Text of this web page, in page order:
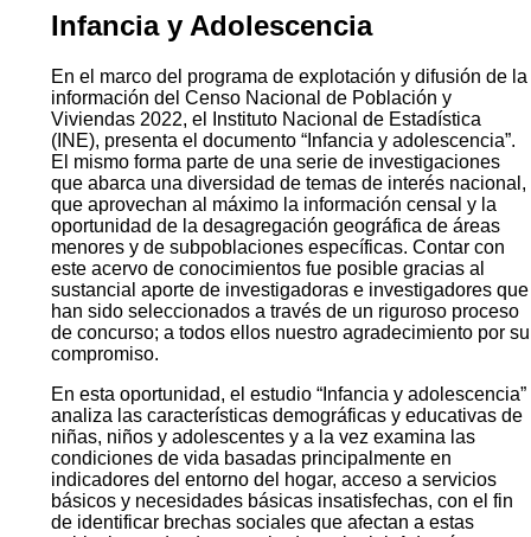
Infancia y Adolescencia
En el marco del programa de explotación y difusión de la
información del Censo Nacional de Población y
Viviendas 2022, el Instituto Nacional de Estadística
(INE), presenta el documento “Infancia y adolescencia”.
El mismo forma parte de una serie de investigaciones
que abarca una diversidad de temas de interés nacional,
que aprovechan al máximo la información censal y la
oportunidad de la desagregación geográfica de áreas
menores y de subpoblaciones específicas. Contar con
este acervo de conocimientos fue posible gracias al
sustancial aporte de investigadoras e investigadores que
han sido seleccionados a través de un riguroso proceso
de concurso; a todos ellos nuestro agradecimiento por su
compromiso.
En esta oportunidad, el estudio “Infancia y adolescencia”
analiza las características demográficas y educativas de
niñas, niños y adolescentes y a la vez examina las
condiciones de vida basadas principalmente en
indicadores del entorno del hogar, acceso a servicios
básicos y necesidades básicas insatisfechas, con el fin
de identificar brechas sociales que afectan a estas